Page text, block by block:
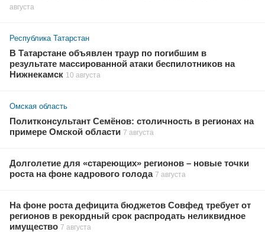
августа
Республика Татарстан
В Татарстане объявлен траур по погибшим в
результате массированной атаки беспилотников на
Нижнекамск 10 августа
Омская область
Политконсультант Семёнов: столичность в регионах на
примере Омской области 7 августа
Долголетие для «стареющих» регионов – новые точки
роста на фоне кадрового голода 7 августа
На фоне роста дефицита бюджетов Совфед требует от
регионов в рекордный срок распродать неликвидное
имущество 7 августа